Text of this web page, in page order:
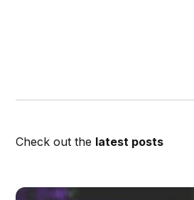
Check out the latest posts